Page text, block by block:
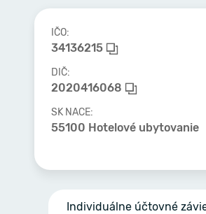
IČO:
34136215
DIČ:
2020416068
SK NACE:
55100 Hotelové ubytovanie
Individuálne účtovné